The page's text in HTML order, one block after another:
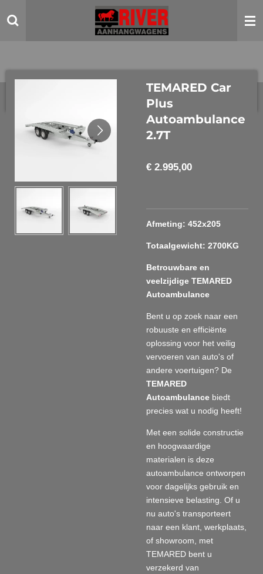
direct
TEMARED Car
Plus
Autoambulance
2.7T
€ 2.995,00
Afmeting: 452x205
Totaalgewicht: 2700KG
Betrouwbare en
veelzijdige TEMARED
Autoambulance
Bent u op zoek naar een
robuuste en efficiënte
oplossing voor het veilig
vervoeren van auto's of
andere voertuigen? De
TEMARED
Autoambulance biedt
precies wat u nodig heeft!
Met een solide constructie
en hoogwaardige
materialen is deze
autoambulance ontworpen
voor dagelijks gebruik en
intensieve belasting. Of u
nu auto's transporteert
naar een klant, werkplaats,
of showroom, met
TEMARED bent u
verzekerd van